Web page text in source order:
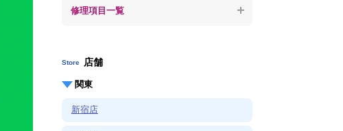
【macbook】症状が選択肢にない、よく分
修理項目一覧
Store 店舗
関東
新宿店